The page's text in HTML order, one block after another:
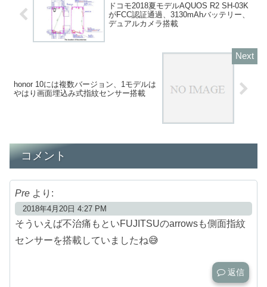
ドコモ2018夏モデルAQUOS R2 SH-03K
がFCC認証通過、3130mAhバッテリー、
デュアルカメラ搭載
honor 10には複数バージョン、1モデルは
やはり画面埋込み式指紋センサー搭載
コメント
Pre より:
2018年4月20日 4:27 PM
そういえば不治痛もといFUJITSUのarrowsも側面指紋
センサーを搭載していましたね😅
返信